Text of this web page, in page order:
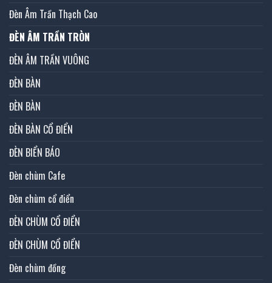
Đèn Âm Trần Thạch Cao
ĐÈN ÂM TRẦN TRÒN
ĐÈN ÂM TRẦN VUÔNG
ĐÈN BÀN
ĐÈN BÀN
ĐÈN BÀN CỔ ĐIỂN
ĐÈN BIỂN BÁO
Đèn chùm Cafe
Đèn chùm cổ điển
ĐÈN CHÙM CỔ ĐIỂN
ĐÈN CHÙM CỔ ĐIỂN
Đèn chùm đồng